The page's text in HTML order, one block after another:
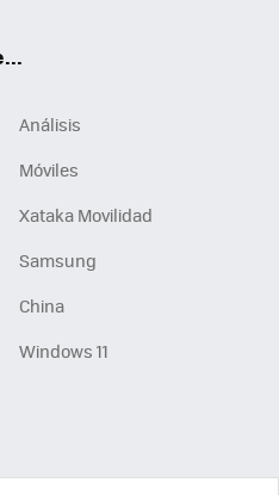
Análisis
Móviles
Xataka Movilidad
Samsung
China
Windows 11